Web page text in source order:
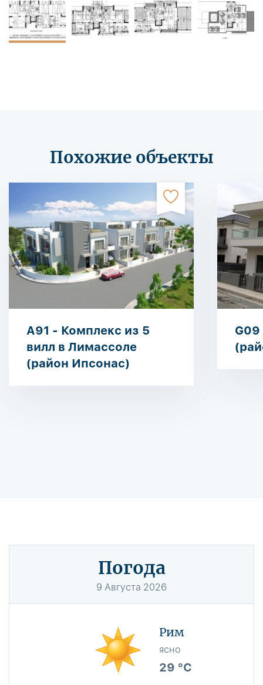
Похожие объекты
A91 - Комплекс из 5
вилл в Лимассоле
(район Ипсонас)
Погода
9 Августа 2026
Рим
ясно
29 °C